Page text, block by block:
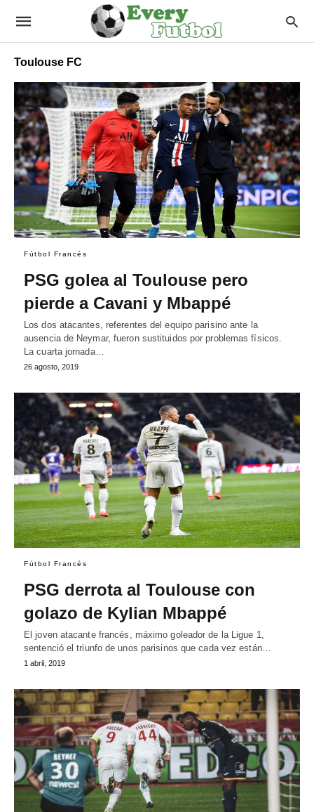
Toulouse FC
Fútbol Francés
PSG golea al Toulouse pero
pierde a Cavani y Mbappé
Los dos atacantes, referentes del equipo parisino ante la
ausencia de Neymar, fueron sustituidos por problemas físicos.
La cuarta jornada…
26 agosto, 2019
Fútbol Francés
PSG derrota al Toulouse con
golazo de Kylian Mbappé
El joven atacante francés, máximo goleador de la Ligue 1,
sentenció el triunfo de unos parisinos que cada vez están…
1 abril, 2019